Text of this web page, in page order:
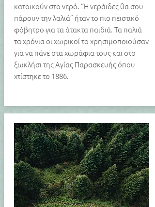
κατοικούν στο νερό. “Η νεράιδες θα σου
πάρουν την λαλιά” ήταν το πιο πειστικό
φόβητρο για τα άτακτα παιδιά. Τα παλιά
τα χρόνια οι χωρικοί το χρησιμοποιούσαν
για να πάνε στα χωράφια τους και στο
ξωκλήσι της Αγίας Παρασκευής όπου
χτίστηκε το 1886.
ΤΕΤΑΡΤΗ